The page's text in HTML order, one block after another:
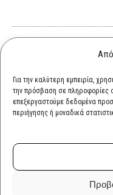
Για την καλύτερη εμπειρία,
την πρόσβαση σε πληροφορίες
επεξεργαστούμε δεδομένα
περιήγησης ή μοναδικά
Λεωφόρος Θησέως 330.
cultok.gr@gmail.com